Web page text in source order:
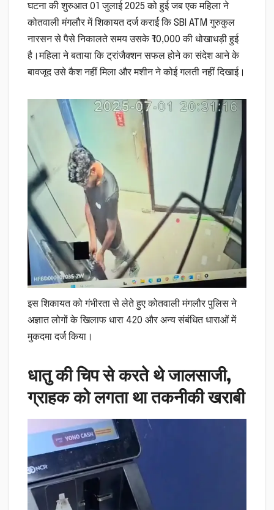
घटना की शुरुआत 01 जुलाई 2025 को हुई जब एक महिला ने
कोतवाली मंगलौर में शिकायत दर्ज कराई कि SBI ATM गुरुकुल
नारसन से पैसे निकालते समय उसके ₹10,000 की धोखाधड़ी हुई
है।महिला ने बताया कि ट्रांजैक्शन सफल होने का संदेश आने के
बावजूद उसे कैश नहीं मिला और मशीन ने कोई गलती नहीं दिखाई।
इस शिकायत को गंभीरता से लेते हुए कोतवाली मंगलौर पुलिस ने
अज्ञात लोगों के खिलाफ धारा 420 और अन्य संबंधित धाराओं में
मुकदमा दर्ज किया।
धातु की चिप से करते थे जालसाजी,
ग्राहक को लगता था तकनीकी खराबी